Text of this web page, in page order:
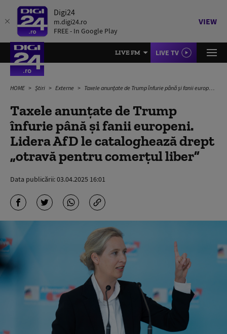
Digi24
m.digi24.ro
FREE - In Google Play
VIEW
LIVE FM LIVE TV
HOME Știri Externe Taxele anunțate de Trump înfurie până și fanii europeni. Lidera AfD le cataloghează drept „otravă pentru comerţul liber”
Taxele anunțate de Trump
înfurie până și fanii europeni.
Lidera AfD le cataloghează drept
„otravă pentru comerţul liber”
Data publicării:03.04.2025 16:01